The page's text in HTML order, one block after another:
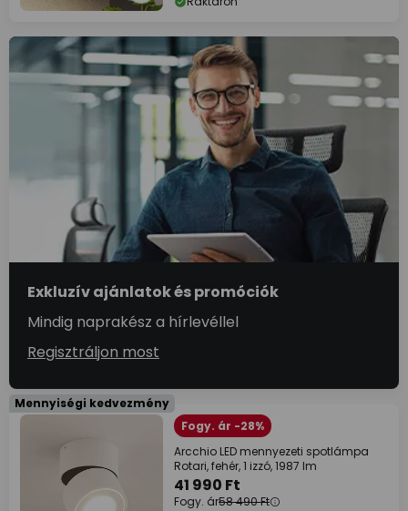
Exkluzív ajánlatok és promóciók
Mindig naprakész a hírlevéllel
Regisztráljon most
Mennyiségi kedvezmény
Fogy. ár -28%
Arcchio LED mennyezeti spotlámpa
Rotari, fehér, 1 izzó, 1987 lm
41 990 Ft
Fogy. ár58 490 Ft